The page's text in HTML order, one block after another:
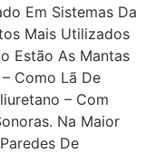
Em Sistemas Da
Mais Utilizados
Estão As Mantas
Como Lã De
– Com
Na Maior
De